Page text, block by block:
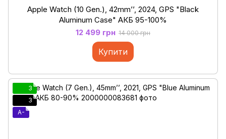
Apple Watch (10 Gen.), 42mm’’, 2024, GPS "Black
Aluminum Case" АКБ 95-100%
12 499 грн 14 000 грн
Купити
3
3
A-